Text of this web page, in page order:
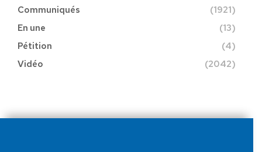
Communiqués
(1921)
En une
(13)
Pétition
(4)
Vidéo
(2042)